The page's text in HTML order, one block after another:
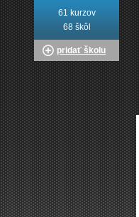
61 kurzov
68 škôl
pridať školu